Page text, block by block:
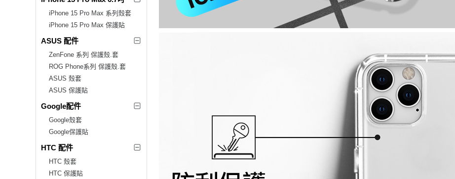
iPhone 15 Pro Max 系列殼套
iPhone 15 Pro Max 保護貼
ASUS 配件
ZenFone 系列 保護殼.套
ROG Phone系列 保護殼.套
ASUS 殼套
ASUS 保護貼
Google配件
Google殼套
Google保護貼
HTC 配件
HTC 殼套
HTC 保護貼